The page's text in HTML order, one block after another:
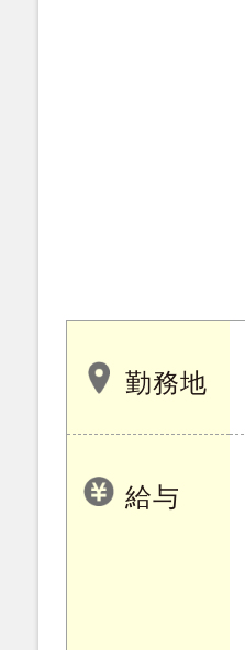
勤務地
給与